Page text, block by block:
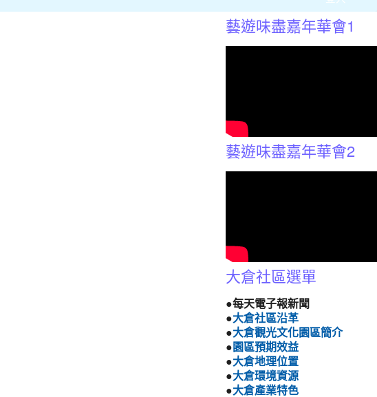
藝遊味盡嘉年華會1
藝遊味盡嘉年華會2
大倉社區選單
●每天電子報新聞
●大倉社區沿革
●大倉觀光文化園區簡介
● 園區預期效益
●大倉地理位置
●大倉環境資源
●大倉產業特色